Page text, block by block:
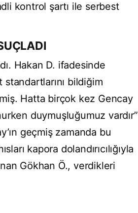
kontrol şartı ile serbest
Hakan D. ifadesinde
standartlarını bildiğim
Hatta birçok kez Gencay
duymuşluğumuz vardır”
geçmiş zamanda bu
kapora dolandırıcılığıyla
Gökhan Ö., verdikleri